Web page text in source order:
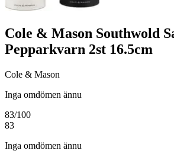
Cole & Mason Southwold
Pepparkvarn 2st 16.5cm
Cole & Mason
Inga omdömen ännu
83/100
83
Inga omdömen ännu